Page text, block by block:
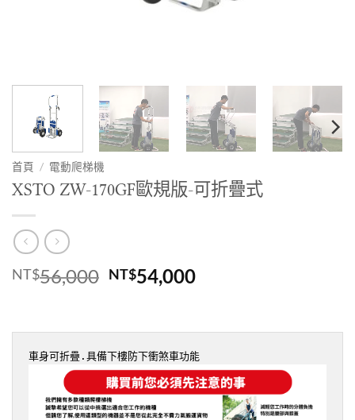
首頁 / 電動爬梯機
XSTO ZW-170GF歐規版-可折疊式
NT$56,000 原
格：
NT$56,000。
NT$54,000目
格：
NT$54,000。